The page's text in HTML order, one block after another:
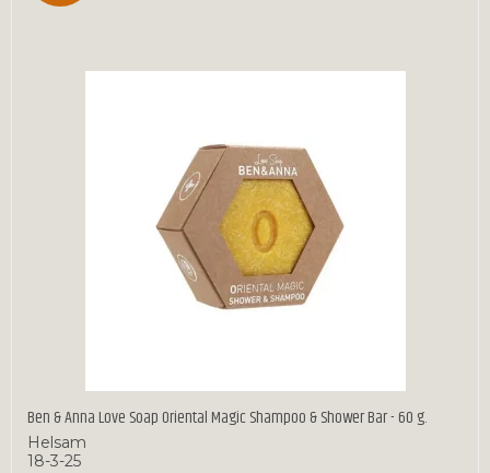
Ben & Anna Love Soap Oriental Magic Shampoo & Shower Bar - 60 g.
Helsam
18-3-25